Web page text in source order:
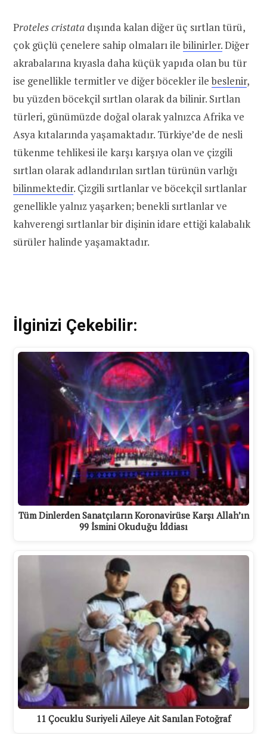
Proteles cristata dışında kalan diğer üç sırtlan türü,
çok güçlü çenelere sahip olmaları ilebilinirler.Diğer
akrabalarına kıyasla daha küçük yapıda olan bu tür
ise genellikle termitler ve diğer böcekler ilebeslenir,
bu yüzden böcekçil sırtlan olarak da bilinir. Sırtlan
türleri, günümüzde doğal olarak yalnızca Afrika ve
Asya kıtalarında yaşamaktadır. Türkiye’de de nesli
tükenme tehlikesi ile karşı karşıya olan ve çizgili
sırtlan olarak adlandırılan sırtlan türünün varlığı
bilinmektedir. Çizgili sırtlanlar ve böcekçil sırtlanlar
genellikle yalnız yaşarken; benekli sırtlanlar ve
kahverengi sırtlanlar bir dişinin idare ettiği kalabalık
sürüler halinde yaşamaktadır.
İlginizi Çekebilir:
Tüm Dinlerden Sanatçıların Koronavirüse Karşı Allah’ın
99 İsmini Okuduğu İddiası
11 Çocuklu Suriyeli Aileye Ait Sanılan Fotoğraf